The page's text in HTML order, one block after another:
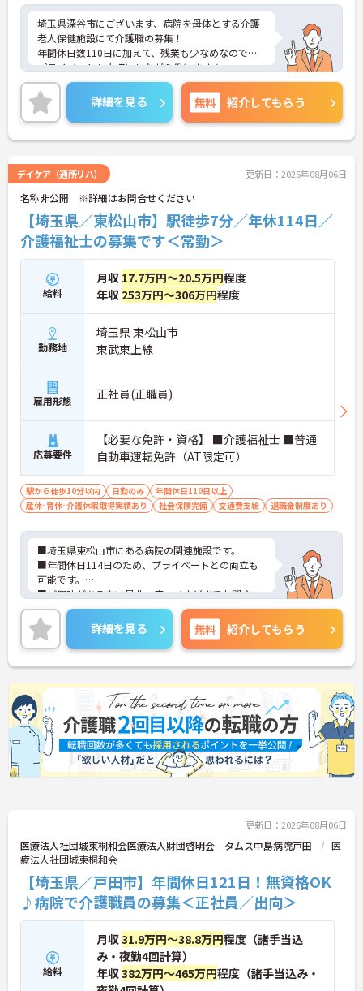
埼玉県深谷市にございます、病院を母体とする介護
老人保健施設にて介護職の募集！
年間休日数110日に加えて、残業も少なめなので、
プライベートも大切にしながら働けます★
マイカー通勤OKなので、通勤も楽々です♪
ご興味ある方には、面接のポイントなど、さらに詳
細をお話致しますのでお気軽にご相談ください。
詳細を見る 無料 紹介してもらう
デイケア（通所リハ） 更新日：2026年08月06日
名称非公開 ※詳細はお問合せください
【埼玉県／東松山市】駅徒歩7分／年休114日／
介護福祉士の募集です＜常勤＞
給料
月収 17.7万円～20.5万円程度
年収 253万円～306万円程度
勤務地
埼玉県 東松山市
東武東上線
雇用形態 正社員(正職員)
応募要件
【必要な免許・資格】 ■介護福祉士 ■普通
自動車運転免許（AT限定可）
駅から徒歩10分以内 日勤のみ
年間休日110日以上
産休･育休･介護休暇取得実績あり
社会保険完備 交通費支給 退職金制度あり
■埼玉県東松山市にある病院の関連施設です。
■年間休日114日のため、プライベートとの両立も
可能です。
■ご興味がある方は是非一度マイナビまでお問合せ
下さい。更に詳細などお伝えします。
詳細を見る 無料 紹介してもらう
更新日：2026年08月06日
医療法人社団城東桐和会医療法人財団啓明会 タムス中島病院戸田
医
療法人社団城東桐和会
【埼玉県／戸田市】年間休日121日！無資格OK
♪病院で介護職員の募集＜正社員／出向＞
給料
月収31.9万円～38.8万円程度（諸手当込
み・夜勤4回計算）
年収382万円～465万円程度（諸手当込み・